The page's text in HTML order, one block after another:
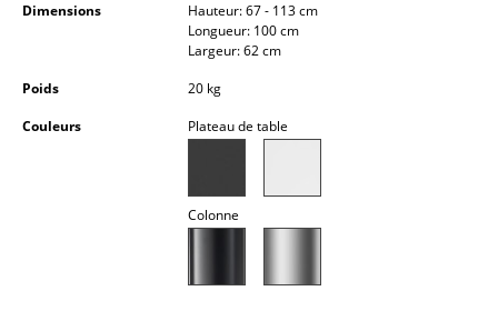
Garde-robes
Dimensions
Hauteur: 67 - 113 cm
Longueur: 100 cm
Largeur: 62 cm
Poids
20 kg
Couleurs
Plateau de table
Colonne